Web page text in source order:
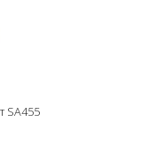
SA455